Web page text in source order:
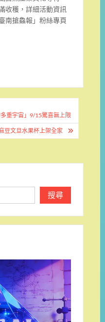
收穫，詳細活動資訊
南搶鱻報」粉絲專頁
重宇宙」9/15驚喜無上限
豆文旦水果杯上架全家
搜尋